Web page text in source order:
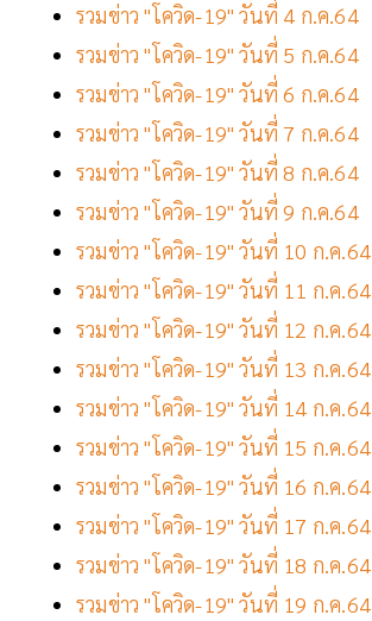
รวมข่าว "โควิด-19" วันที่ 4 ก.ค.64
รวมข่าว "โควิด-19" วันที่ 5 ก.ค.64
รวมข่าว "โควิด-19" วันที่ 6 ก.ค.64
รวมข่าว "โควิด-19" วันที่ 7 ก.ค.64
รวมข่าว "โควิด-19" วันที่ 8 ก.ค.64
รวมข่าว "โควิด-19" วันที่ 9 ก.ค.64
รวมข่าว "โควิด-19" วันที่ 10 ก.ค.64
รวมข่าว "โควิด-19" วันที่ 11 ก.ค.64
รวมข่าว "โควิด-19" วันที่ 12 ก.ค.64
รวมข่าว "โควิด-19" วันที่ 13 ก.ค.64
รวมข่าว "โควิด-19" วันที่ 14 ก.ค.64
รวมข่าว "โควิด-19" วันที่ 15 ก.ค.64
รวมข่าว "โควิด-19" วันที่ 16 ก.ค.64
รวมข่าว "โควิด-19" วันที่ 17 ก.ค.64
รวมข่าว "โควิด-19" วันที่ 18 ก.ค.64
รวมข่าว "โควิด-19" วันที่ 19 ก.ค.64